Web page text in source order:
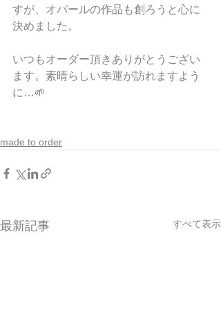
すが、オパールの作品も創ろうと心に
決めました。
いつもオーダー頂きありがとうござい
ます。素晴らしい幸運が訪れますよう
に…🌱
made to order
最新記事 すべて表示